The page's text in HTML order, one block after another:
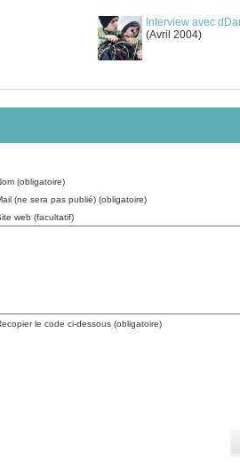
Interview avec
(Avril 2004)
(obligatoire)
(ne sera pas publié) (obligatoire)
web (facultatif)
le code ci-dessous (obligatoire)